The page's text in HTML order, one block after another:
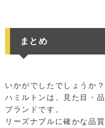
まとめ
いかがでしたでしょうか？
ハミルトンは、見た目・
ブランドです。
リーズナブルに確かな品